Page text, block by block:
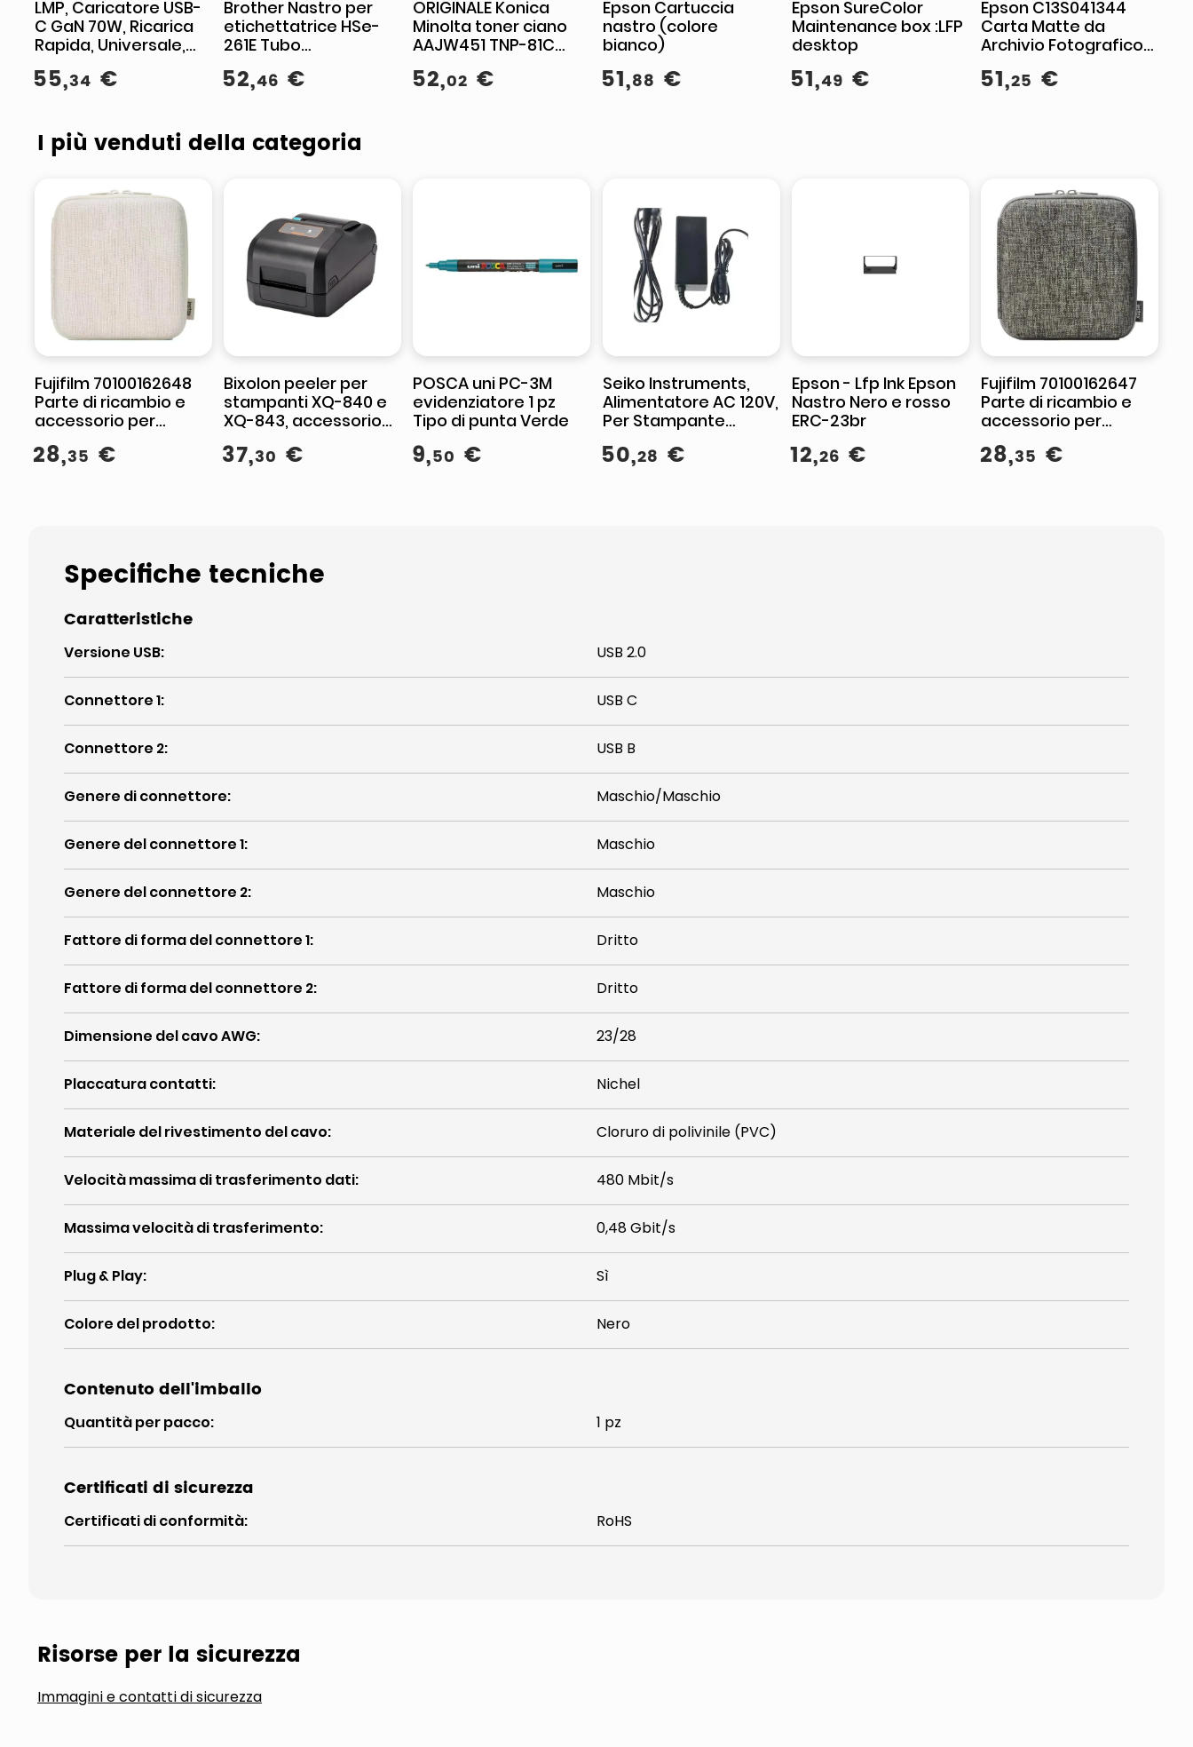
LMP, Caricatore USB-
C GaN 70W, Ricarica
Rapida, Universale,
55,34 €
Brother Nastro per
etichettatrice HSe-
261E Tubo
su bianco 31 mm x 15
52,46 €
ORIGINALE Konica
Minolta toner ciano
AAJW451 TNP-81C
52,02 €
Epson Cartuccia
nastro (colore
bianco)
51,88 €
Epson SureColor
Maintenance box :LFP
desktop
51,49 €
Epson C13S041344
Carta Matte da
Archivio Fotografico
colore Bianco
51,25 €
I più venduti della categoria
Fujifilm 70100162648
Parte di ricambio e
accessorio per
stampante/scanner
Custodia protettiva 1
28,35 €
Bixolon peeler per
stampanti XQ-840 e
XQ-843, accessorio
compatibile XD5-40d,
staffa KD04-00021A
37,30 €
POSCA uni PC-3M
evidenziatore 1 pz
Tipo di punta Verde
9,50 €
Seiko Instruments,
Alimentatore AC 120V,
Per Stampante
SLP-650SE
50,28 €
Epson - Lfp Ink Epson
Nastro Nero e rosso
ERC-23br
12,26 €
Fujifilm 70100162647
Parte di ricambio e
accessorio per
stampante/scanner
Custodia protettiva 1
28,35 €
Specifiche tecniche
Caratteristiche
Versione USB: USB 2.0
Connettore 1: USB C
Connettore 2: USB B
Genere di connettore: Maschio/Maschio
Genere del connettore 1: Maschio
Genere del connettore 2: Maschio
Fattore di forma del connettore 1: Dritto
Fattore di forma del connettore 2: Dritto
Dimensione del cavo AWG: 23/28
Placcatura contatti: Nichel
Materiale del rivestimento del cavo: Cloruro di polivinile (PVC)
Velocità massima di trasferimento dati: 480 Mbit/s
Massima velocità di trasferimento: 0,48 Gbit/s
Plug & Play: Sì
Colore del prodotto: Nero
Contenuto dell'imballo
Quantità per pacco: 1 pz
Certificati di sicurezza
Certificati di conformità: RoHS
Risorse per la sicurezza
Immagini e contatti di sicurezza